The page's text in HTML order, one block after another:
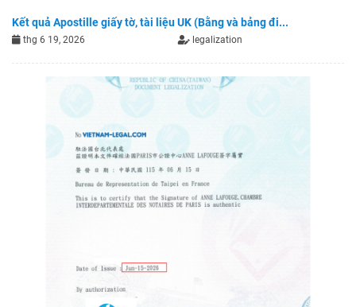
Kết quả Apostille giấy tờ, tài liệu UK (Bằng và bảng đi...
thg 6 19, 2026 legalization